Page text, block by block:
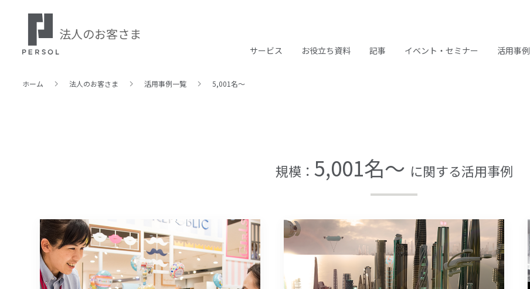
法人のお客さま
サービス お役立ち資料 記事 イベント・セミナー 活用事例
ホーム 法人のお客さま 活⽤事例⼀覧 5,001名～
規模： 5,001名～ に関する活用事例